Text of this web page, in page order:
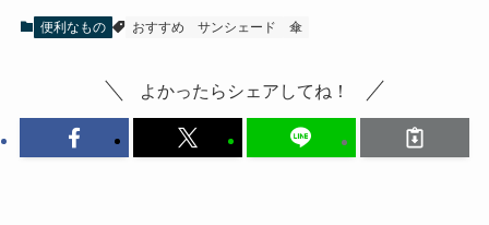
便利なもの おすすめ サンシェード 傘
よかったらシェアしてね！